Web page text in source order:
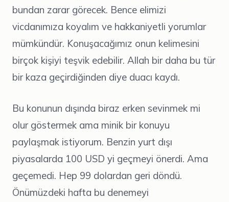
bundan zarar görecek. Bence elimizi
vicdanımıza koyalım ve hakkaniyetli yorumlar
mümkündür. Konuşacağımız onun kelimesini
birçok kişiyi teşvik edebilir. Allah bir daha bu tür
bir kaza geçirdiğinden diye duacı kaydı.
Bu konunun dışında biraz erken sevinmek mi
olur göstermek ama minik bir konuyu
paylaşmak istiyorum. Benzin yurt dışı
piyasalarda 100 USD yi geçmeyi önerdi. Ama
geçemedi. Hep 99 dolardan geri döndü.
Önümüzdeki hafta bu denemeyi